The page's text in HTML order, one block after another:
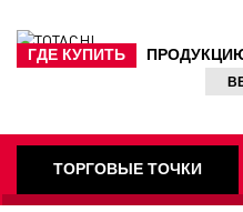
ГДЕ КУПИТЬ ПРОДУКЦИЮ
ТОРГОВЫЕ ТОЧКИ